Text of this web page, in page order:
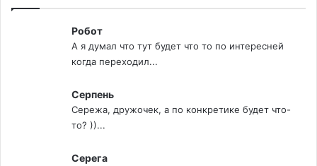
Робот
А я думал что тут будет что то по интересней
когда переходил...
Серпень
Сережа, дружочек, а по конкретике будет что-
то? ))...
Серега